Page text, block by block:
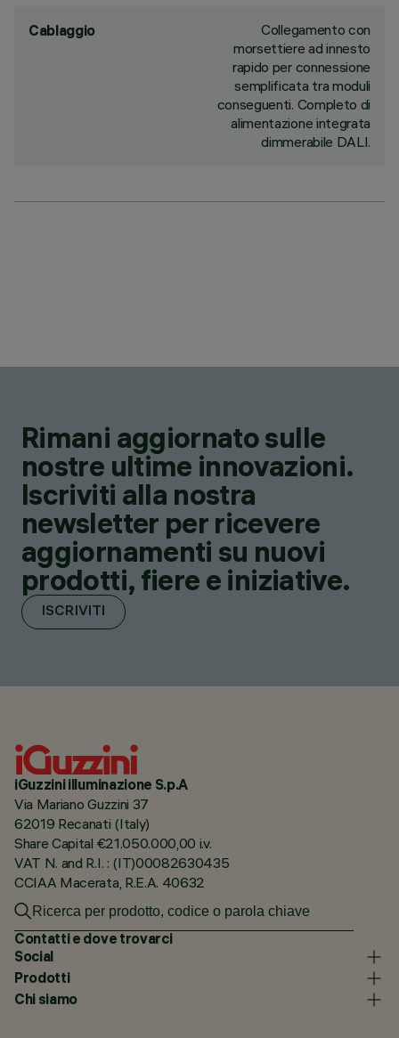
Cablaggio
Collegamento con
morsettiere ad innesto
rapido per connessione
semplificata tra moduli
conseguenti. Completo di
alimentazione integrata
dimmerabile DALI.
Rimani aggiornato sulle
nostre ultime innovazioni.
Iscriviti alla nostra
newsletter per ricevere
aggiornamenti su nuovi
prodotti, fiere e iniziative.
ISCRIVITI
iGuzzini illuminazione S.p.A
Via Mariano Guzzini 37
62019 Recanati (Italy)
Share Capital €21.050.000,00 i.v.
VAT N. and R.I. : (IT)00082630435
CCIAA Macerata, R.E.A. 40632
Contatti e dove trovarci
Social
Prodotti
Chi siamo